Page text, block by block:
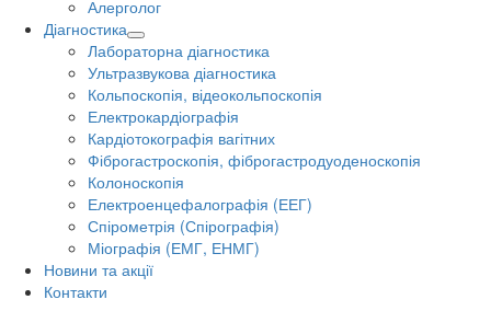
Алерголог
Діагностика
Лабораторна діагностика
Ультразвукова діагностика
Кольпоскопія, відеокольпоскопія
Електрокардіографія
Кардіотокографія вагітних
Фіброгастроскопія, фіброгастродуоденоскопія
Колоноскопія
Електроенцефалографія (ЕЕГ)
Спірометрія (Спірографія)
Міографія (ЕМГ, ЕНМГ)
Новини та акції
Контакти